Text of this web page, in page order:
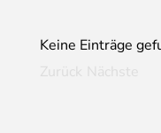
Keine Einträge